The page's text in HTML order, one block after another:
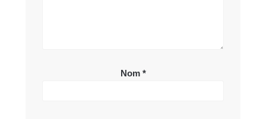
Nom *